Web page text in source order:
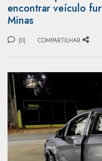
encontrar veículo
Minas
(0) COMPARTILHAR